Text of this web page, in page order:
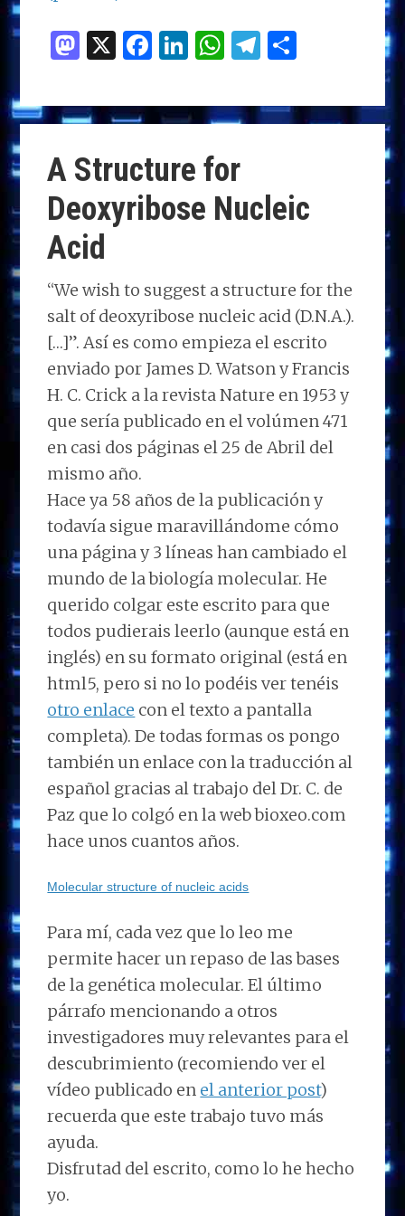
M
to
d
o
n
X F
ce
b
o
o
k
Li
k
e
dI
n
W
at
s
A
p
p
T
e
g
m
m
p
r
A Structure for
Deoxyribose Nucleic
Acid
“We wish to suggest a structure for the
salt of deoxyribose nucleic acid (D.N.A.).
[…]”. Así es como empieza el escrito
enviado por James D. Watson y Francis
H. C. Crick a la revista Nature en 1953 y
que sería publicado en el volúmen 471
en casi dos páginas el 25 de Abril del
mismo año.
Hace ya 58 años de la publicación y
todavía sigue maravillándome cómo
una página y 3 líneas han cambiado el
mundo de la biología molecular. He
querido colgar este escrito para que
todos pudierais leerlo (aunque está en
inglés) en su formato original (está en
html5, pero si no lo podéis ver tenéis
otro enlace con el texto a pantalla
completa). De todas formas os pongo
también un enlace con la traducción al
español gracias al trabajo del Dr. C. de
Paz que lo colgó en la web bioxeo.com
hace unos cuantos años.
Molecular structure of nucleic acids
Para mí, cada vez que lo leo me
permite hacer un repaso de las bases
de la genética molecular. El último
párrafo mencionando a otros
investigadores muy relevantes para el
descubrimiento (recomiendo ver el
vídeo publicado en el anterior post)
recuerda que este trabajo tuvo más
ayuda.
Disfrutad del escrito, como lo he hecho
yo.